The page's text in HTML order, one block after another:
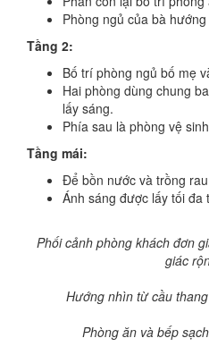
Phòng ngủ của bà
Tầng 2:
Bố trí phòng ngủ bố mẹ
Hai phòng dùng chung
lấy sáng.
Phía sau là phòng vệ
Tầng mái:
Để bồn nước và trồng
Ánh sáng được lấy tối đa
Phối cảnh phòng khách đơn
giác
Hướng nhìn từ cầu
Phòng ăn và bếp